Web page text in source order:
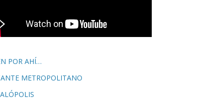
POR AHÍ…
METROPOLITANO